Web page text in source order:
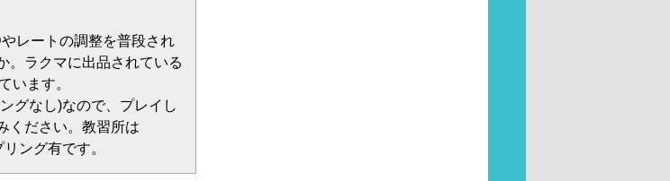
レートの調整を普段され
。ラクマに出品されている
います。
グなし)なので、プレイし
ください。教習所は
ング有です。